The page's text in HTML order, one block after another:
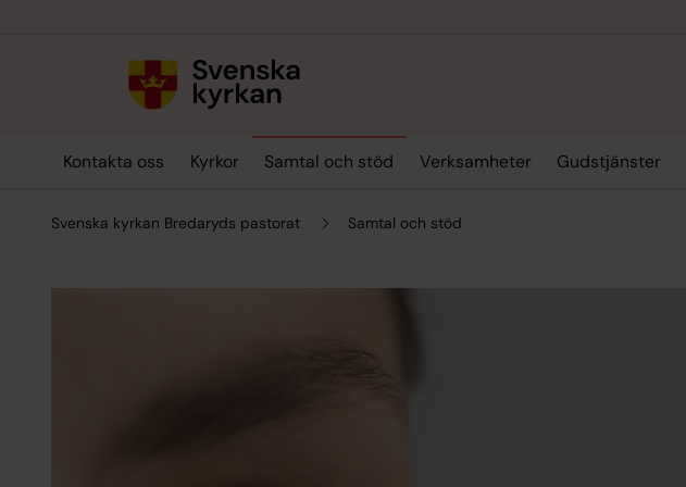
Kontakta oss Kyrkor Samtal och stöd Verksamheter Gudstjänster
Svenska kyrkan Bredaryds pastorat Samtal och stöd